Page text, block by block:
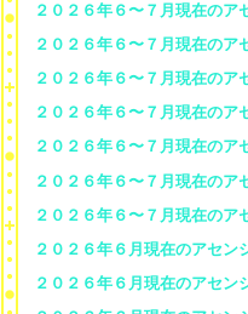
２０２６年６〜７月現在の
２０２６年６〜７月現在の
２０２６年６〜７月現在の
２０２６年６〜７月現在の
２０２６年６〜７月現在の
２０２６年６〜７月現在の
２０２６年６〜７月現在の
２０２６年６月現在のアセ
２０２６年６月現在のアセ